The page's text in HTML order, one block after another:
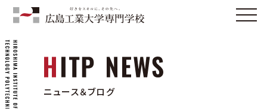
ニュース＆ブログ